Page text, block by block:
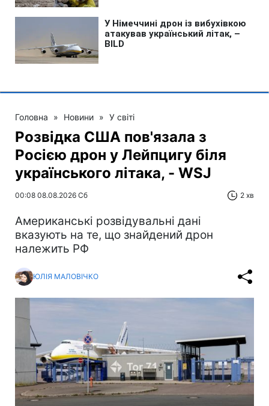
Головна » Новини » У світі
Розвідка США пов'язала з
Росією дрон у Лейпцигу біля
українського літака, - WSJ
00:08 08.08.2026 Сб 2 хв
Американські розвідувальні дані
вказують на те, що знайдений дрон
належить РФ
ЮЛІЯ МАЛОВІЧКО